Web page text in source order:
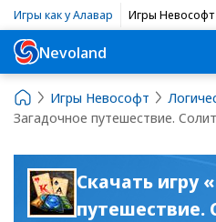
Игры как у Алавар Игры Невософт
Nevoland
Игры Невософт
Загадочное путешествие.
Скачать игру
путешествие.